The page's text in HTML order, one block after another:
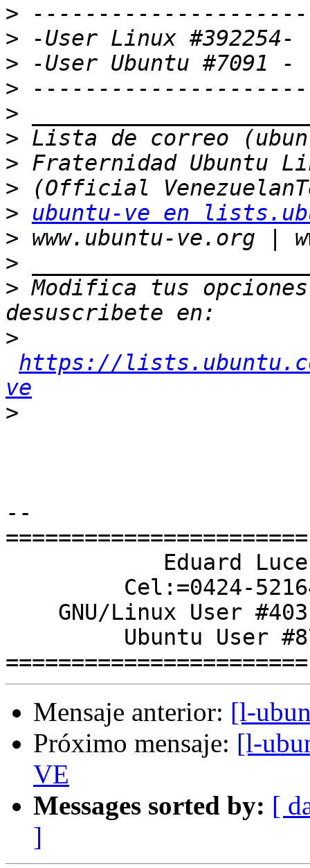
>
>
>
>
>
>
>
>
>
ubuntu-ve en
>
>
> Modifica tus
>
https://
ve
>
--
=======================
Mensaje anterior: [l-
Próximo mensaje: [l-
VE
Messages sorted by: [
]